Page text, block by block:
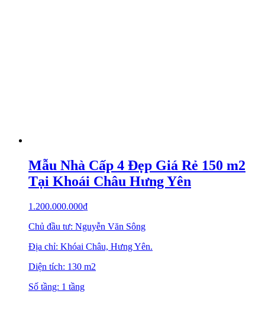
Mẫu Nhà Cấp 4 Đẹp Giá Rẻ 150 m2
Tại Khoái Châu Hưng Yên
1.200.000.000₫
Chủ đầu tư: Nguyễn Văn Sông
Địa chỉ: Khóai Châu, Hưng Yên.
Diện tích: 130 m2
Số tầng: 1 tầng